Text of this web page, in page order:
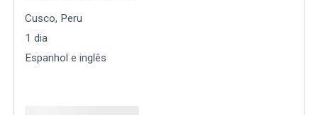
Cusco, Peru
1 dia
Espanhol e inglês